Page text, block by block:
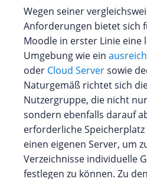
Wegen seiner
Anforderungen bietet sich
Moodle in erster Linie eine
Umgebung wie ein
oder Cloud Serversowie
Naturgemäß richtet sich
Nutzergruppe, die nicht
sondern ebenfalls darauf
erforderliche
einen eigenen Server, um
Verzeichnisse individuelle
festlegen zu können. Zu